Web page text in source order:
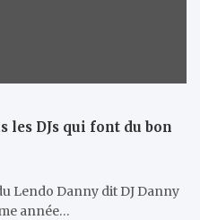
les DJs qui font du bon
Lendo Danny dit DJ Danny
année…